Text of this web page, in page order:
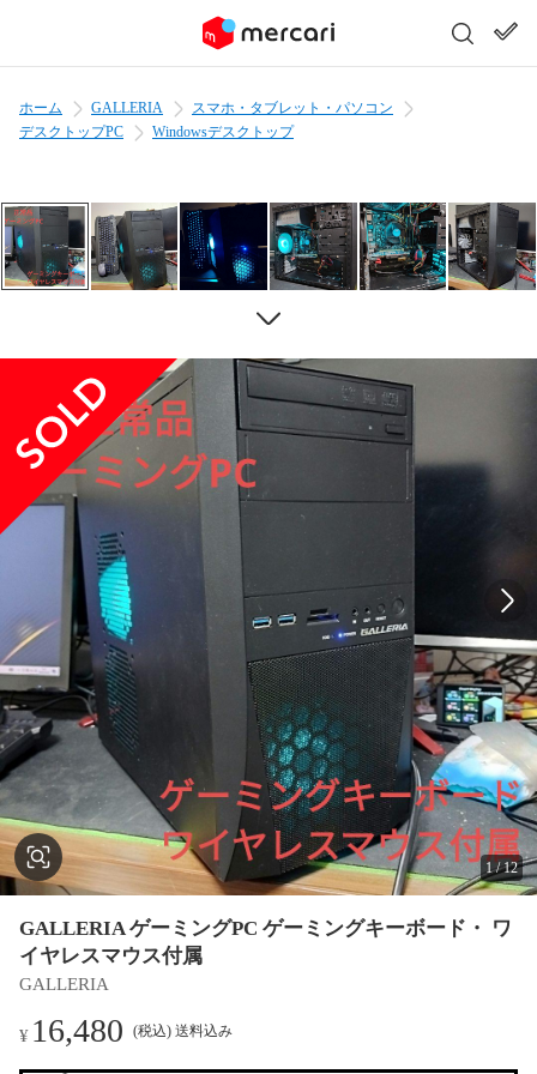
ホーム GALLERIA
スマホ・タブレット・パソコン
デスクトップPC
Windowsデスクトップ
1/12
GALLERIA ゲーミングPC ゲーミングキーボード・ ワ
イヤレスマウス付属
GALLERIA
¥ 16,480 (税込) 送料込み